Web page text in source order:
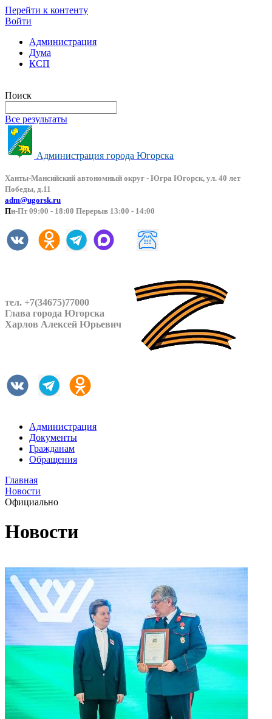
Перейти к контенту
Войти
Администрация
Дума
КСП
Поиск
Все результаты
Администрация города Югорска
Ханты-Мансийский автономный округ - Югра Югорск, ул. 40 лет
Победы, д.11
adm@ugorsk.ru
Пн-Пт 09:00 - 18:00 Перерыв 13:00 - 14:00
тел. +7(34675)77000
Глава города Югорска
Харлов Алексей Юрьевич
Администрация
Документы
Гражданам
Обращения
Главная
Новости
Официально
Новости